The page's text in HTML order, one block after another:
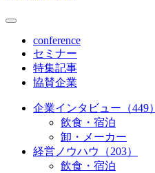
conference
セミナー
特集記事
協賛企業
企業インタビュー（449）
飲食・宿泊
卸・メーカー
経営ノウハウ（203）
飲食・宿泊